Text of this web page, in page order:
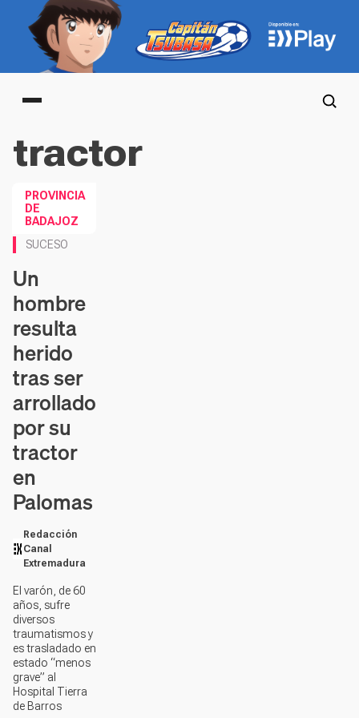
Main menu
tractor
PROVINCIA
DE
BADAJOZ
SUCESO
Un
hombre
resulta
herido
tras ser
arrollado
por su
tractor
en
Palomas
Redacción
Canal
Extremadura
El varón, de 60
años, sufre
diversos
traumatismos y
es trasladado en
estado “menos
grave” al
Hospital Tierra
de Barros